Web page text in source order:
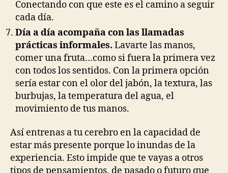
Conectando con que este es el camino a seguir
cada día.
Día a día acompaña con las llamadas
prácticas informales. Lavarte las manos,
comer una fruta…como si fuera la primera vez
con todos los sentidos. Con la primera opción
sería estar con el olor del jabón, la textura, las
burbujas, la temperatura del agua, el
movimiento de tus manos.
Así entrenas a tu cerebro en la capacidad de
estar más presente porque lo inundas de la
experiencia. Esto impide que te vayas a otros